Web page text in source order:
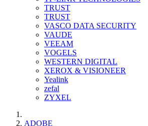
TRUST
TRUST
VASCO DATA SECURITY
VAUDE
VEEAM
VOGELS
WESTERN DIGITAL
XEROX & VISIONEER
Yealink
zefal
ZYXEL
ADOBE